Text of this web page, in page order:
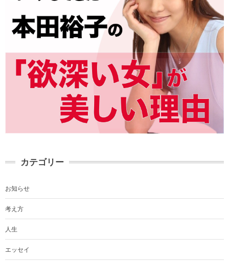
カテゴリー
お知らせ
考え方
人生
エッセイ